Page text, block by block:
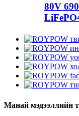
80V
Манай мэдээллийн